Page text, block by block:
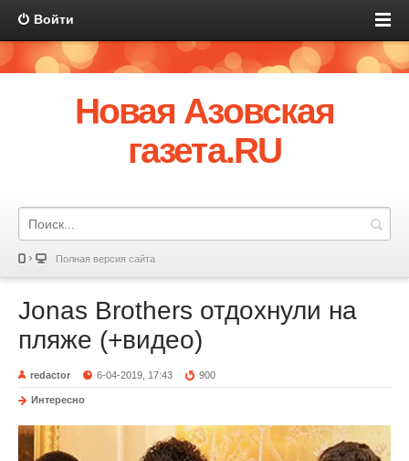
Войти
Новая Азовская
газета.RU
Полная версия сайта
Jonas Brothers отдохнули на
пляже (+видео)
redactor 6-04-2019, 17:43 900
Интересно